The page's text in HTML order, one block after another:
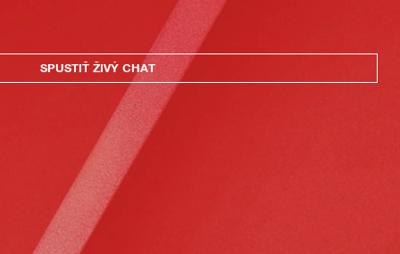
SPUSTIŤ ŽIVÝ CHAT